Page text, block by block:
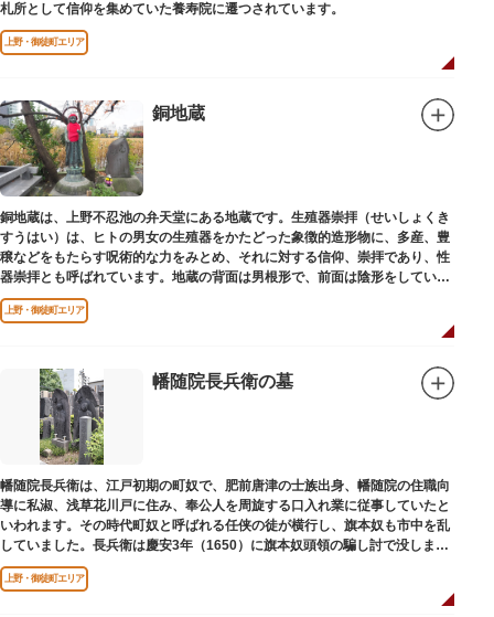
札所として信仰を集めていた養寿院に遷つされています。
上野・御徒町エリア
銅地蔵
銅地蔵は、上野不忍池の弁天堂にある地蔵です。生殖器崇拝（せいしょくき
すうはい）は、ヒトの男女の生殖器をかたどった象徴的造形物に、多産、豊
穣などをもたらす呪術的な力をみとめ、それに対する信仰、崇拝であり、性
器崇拝とも呼ばれています。地蔵の背面は男根形で、前面は陰形をしていま
す。
上野・御徒町エリア
幡随院長兵衛の墓
幡随院長兵衛は、江戸初期の町奴で、肥前唐津の士族出身、幡随院の住職向
導に私淑、浅草花川戸に住み、奉公人を周旋する口入れ業に従事していたと
いわれます。その時代町奴と呼ばれる任侠の徒が横行し、旗本奴も市中を乱
していました。長兵衛は慶安3年（1650）に旗本奴頭領の騙し討で没しまし
た。お墓は源空寺（げんくうじ）にあります。
上野・御徒町エリア